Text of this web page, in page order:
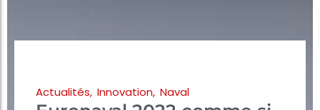
Actualités, Innovation, Naval